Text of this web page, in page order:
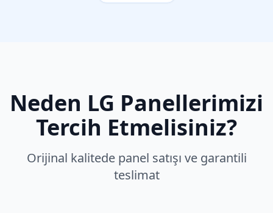
Neden LG Panellerimizi
Tercih Etmelisiniz?
Orijinal kalitede panel satışı ve garantili
teslimat